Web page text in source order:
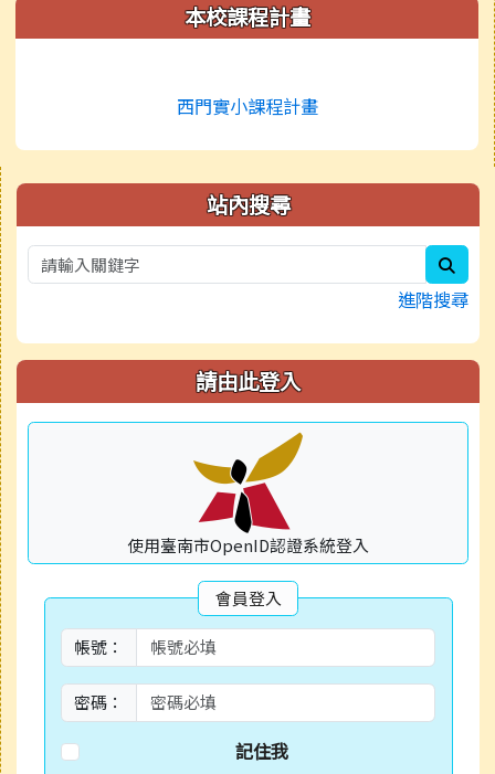
本校課程計畫
西門實小課程計畫
右邊區域內容 站內搜尋
進階搜尋
請由此登入
使用臺南市OpenID認證系統登入
會員登入
帳號：
密碼：
記住我